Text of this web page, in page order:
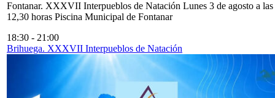
Fontanar. XXXVII Interpueblos de Natación Lunes 3 de agosto a las
12,30 horas Piscina Municipal de Fontanar
18:30 - 21:00
Brihuega. XXXVII Interpueblos de Natación